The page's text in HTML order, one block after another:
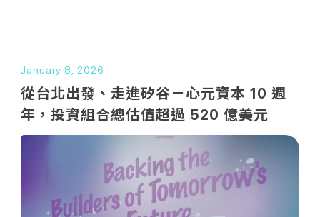
January 8, 2026
從台北出發、走進矽谷－心元資本 10 週
年，投資組合總估值超過 520 億美元